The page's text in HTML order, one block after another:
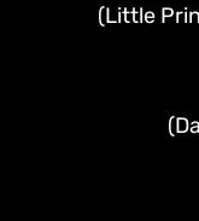
פסל הנסיכה הקטנה (Little Princess Statue)